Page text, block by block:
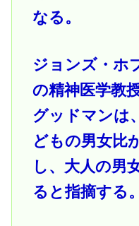
なる。
ジョンズ・ホ
の精神医学教
グッドマンは
どもの男女比
し、大人の男
ると指摘する。